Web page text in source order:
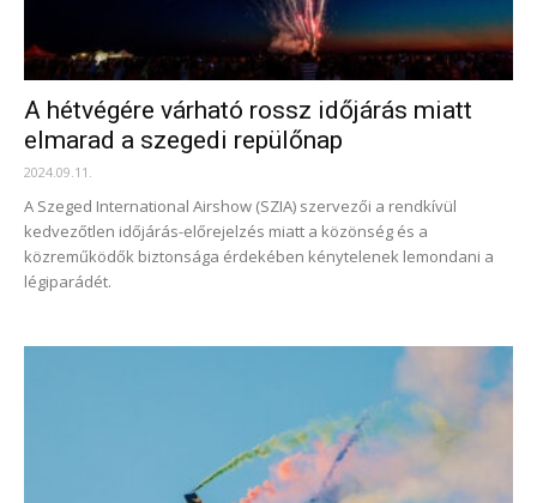
A hétvégére várható rossz időjárás miatt
elmarad a szegedi repülőnap
2024.09.11.
A Szeged International Airshow (SZIA) szervezői a rendkívül
kedvezőtlen időjárás-előrejelzés miatt a közönség és a
közreműködők biztonsága érdekében kénytelenek lemondani a
légiparádét.